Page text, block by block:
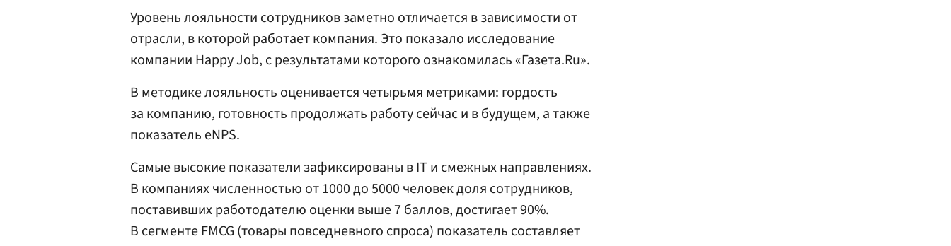
Уровень лояльности сотрудников заметно отличается в зависимости от
отрасли, в которой работает компания. Это показало исследование
компании Happy Job, с результатами которого ознакомилась «Газета.Ru».
В методике лояльность оценивается четырьмя метриками: гордость
за компанию, готовность продолжать работу сейчас и в будущем, а также
показатель eNPS.
Самые высокие показатели зафиксированы в IT и смежных направлениях.
В компаниях численностью от 1000 до 5000 человек доля сотрудников,
поставивших работодателю оценки выше 7 баллов, достигает 90%.
В сегменте FMCG (товары повседневного спроса) показатель составляет